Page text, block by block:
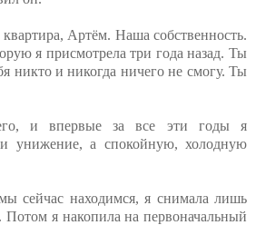
Артём. Наша собственность.
я присмотрела три года назад. Ты
никто и никогда ничего не смогу. Ты
и впервые за все эти годы я
и унижение, а спокойную, холодную
сейчас находимся, я снимала лишь
Потом я накопила на первоначальный